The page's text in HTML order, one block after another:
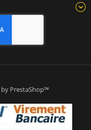
PrestaShop™